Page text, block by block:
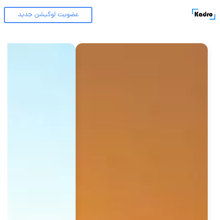
عضویت لوکیشن جدید